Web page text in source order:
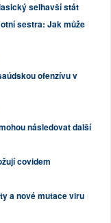
selhavší stát
sestra: Jak může
ofenzívu v
následovat další
covidem
a nové mutace viru